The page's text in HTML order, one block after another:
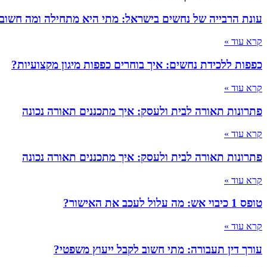
עונת הרבייה של נחשים בישראל: מתי היא מתחילה ומה
קרא עוד »
כפפות ללכידת נחשים: איך בוחרים כפפות מיגון מקצועיות?
קרא עוד »
פתרונות תאורה לבית ולעסק: איך מתכננים תאורה נכונה
קרא עוד »
פתרונות תאורה לבית ולעסק: איך מתכננים תאורה נכונה
קרא עוד »
טופס 1 כיבוי אש: מה עלול לעכב את האישור?
קרא עוד »
עורך דין תעבורה: מתי חשוב לקבל ייעוץ משפטי?